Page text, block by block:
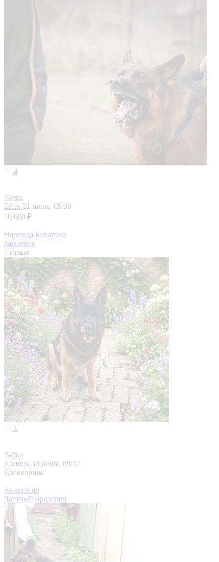
4
Вязка
Ейск 21 июля, 09:30
10 000 ₽
Надежда Ковалева
Заводчик
1 отзыв
1
Вязка
Донецк 30 июля, 09:27
Договорная
Анастасия
Частный продавец